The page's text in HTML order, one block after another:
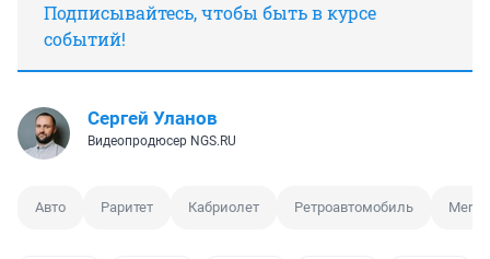
Подписывайтесь, чтобы быть в курсе
событий!
Сергей Уланов
Видеопродюсер NGS.RU
Авто Раритет Кабриолет Ретроавтомобиль